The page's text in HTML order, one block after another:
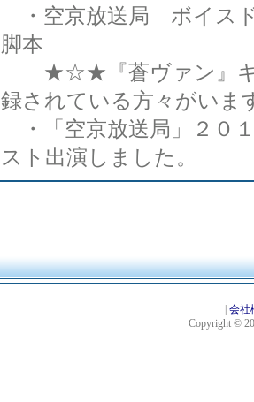
・空京放送局 ボイス
脚本
★☆★『蒼ヴァン』キ
録されている方々がいま
・「空京放送局」２０
スト出演しました。
会社
Copyright ©